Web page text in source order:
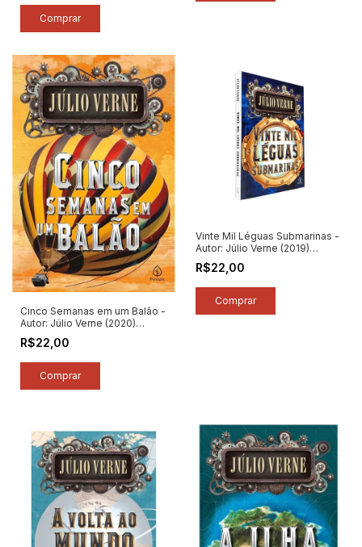
Cinco Semanas em um Balão -
Autor: Júlio Verne (2020)
[seminovo]
R$22,00
Vinte Mil Léguas Submarinas -
Autor: Júlio Verne (2019)
[seminovo]
R$22,00